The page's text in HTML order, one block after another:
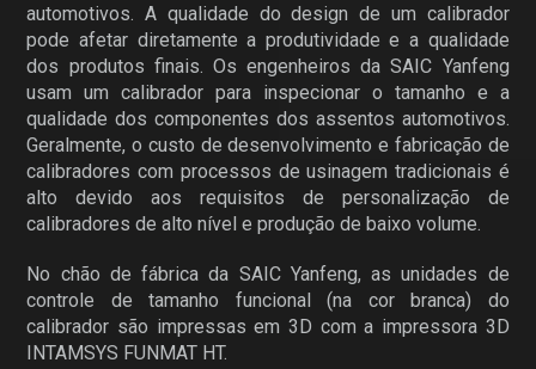
automotivos. A qualidade do design de um calibrador
pode afetar diretamente a produtividade e a qualidade
dos produtos finais. Os engenheiros da SAIC Yanfeng
usam um calibrador para inspecionar o tamanho e a
qualidade dos componentes dos assentos automotivos.
Geralmente, o custo de desenvolvimento e fabricação de
calibradores com processos de usinagem tradicionais é
alto devido aos requisitos de personalização de
calibradores de alto nível e produção de baixo volume.
No chão de fábrica da SAIC Yanfeng, as unidades de
controle de tamanho funcional (na cor branca) do
calibrador são impressas em 3D com a impressora 3D
INTAMSYS FUNMAT HT.